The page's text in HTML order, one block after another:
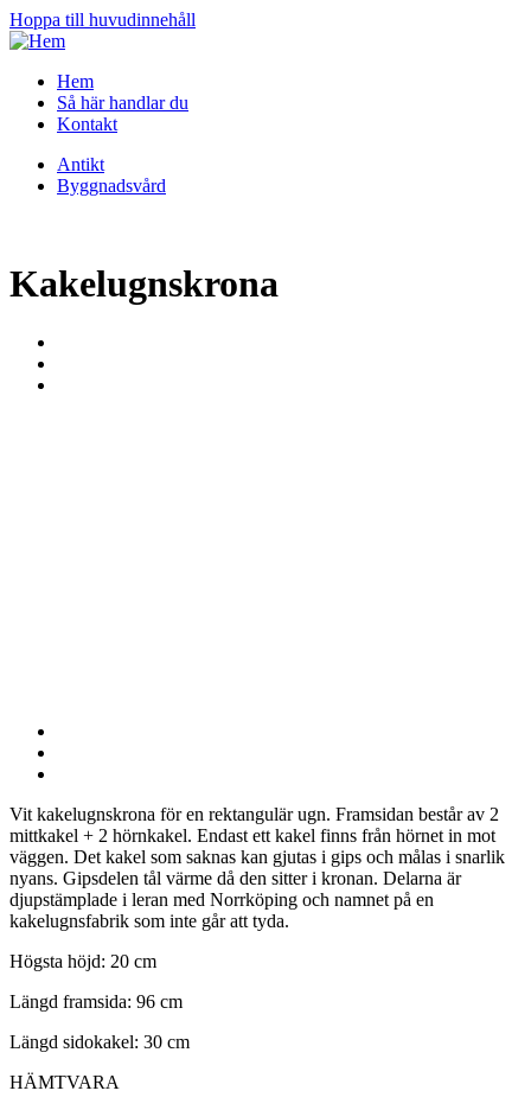
Hoppa till huvudinnehåll
Hem
Så här handlar du
Kontakt
Antikt
Byggnadsvård
Kakelugnskrona
Vit kakelugnskrona för en rektangulär ugn. Framsidan består av 2
mittkakel + 2 hörnkakel. Endast ett kakel finns från hörnet in mot
väggen. Det kakel som saknas kan gjutas i gips och målas i snarlik
nyans. Gipsdelen tål värme då den sitter i kronan. Delarna är
djupstämplade i leran med Norrköping och namnet på en
kakelugnsfabrik som inte går att tyda.
Högsta höjd: 20 cm
Längd framsida: 96 cm
Längd sidokakel: 30 cm
HÄMTVARA